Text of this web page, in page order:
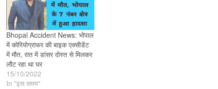
Bhopal Accident News: भोपाल
में कोरियोग्राफर की बाइक एक्सीडेंट
में मौत, रात में डांसर दोस्त से मिलकर
लौट रहा था घर
15/10/2022
In "इस समय"